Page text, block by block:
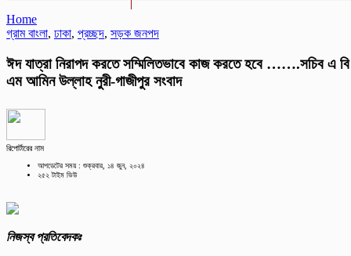
Home
গ্রাম বাংলা, ঢাকা, প্রচ্ছদ, সড়ক জনপদ
ঈদ যাত্রা নিরাপদ করতে সম্মিলিতভাবে কাজ করতে হবে …….সচিব এ বি
এম আমিন উল্লাহ নুরী-গাজীপুর সংবাদ
রিপোর্টারের নাম
আপডেটের সময় : শুক্রবার, ১৪ জুন, ২০২৪
২৫২ টাইম ভিউ
নিজস্ব প্রতিবেদকঃ